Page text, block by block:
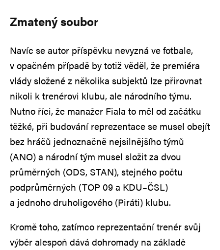
Zmatený soubor
Navíc se autor příspěvku nevyzná ve fotbale,
v opačném případě by totiž věděl, že premiéra
vlády složené z několika subjektů lze přirovnat
nikoli k trenérovi klubu, ale národního týmu.
Nutno říci, že manažer Fiala to měl od začátku
těžké, při budování reprezentace se musel obejít
bez hráčů jednoznačně nejsilnějšího týmů
(ANO) a národní tým musel složit za dvou
průměrných (ODS, STAN), stejného počtu
podprůměrných (TOP 09 a KDU–ČSL)
a jednoho druholigového (Piráti) klubu.
Kromě toho, zatímco reprezentační trenér svůj
výběr alespoň dává dohromady na základě